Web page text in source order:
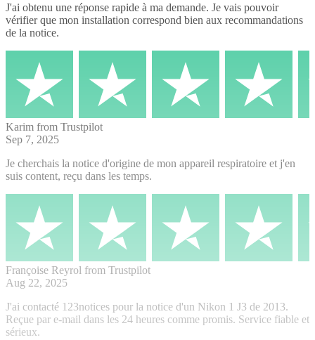
J'ai obtenu une réponse rapide à ma demande. Je vais pouvoir
vérifier que mon installation correspond bien aux recommandations
de la notice.
Karim from Trustpilot
Sep 7, 2025
Je cherchais la notice d'origine de mon appareil respiratoire et j'en
suis content, reçu dans les temps.
Françoise Reyrol from Trustpilot
Aug 22, 2025
J'ai contacté 123notices pour la notice d'un Nikon 1 J3 de 2013.
Reçue par e-mail dans les 24 heures comme promis. Service fiable et
sérieux.